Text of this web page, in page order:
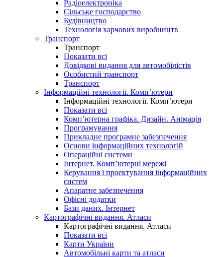
Радіоелектроніка
Сільське господарство
Будівництво
Технологія харчових виробництв
Транспорт
Транспорт
Показати всі
Довідкові видання для автомобілістів
Особистий транспорт
Транспорт
Інформаційні технології. Комп’ютери
Інформаційні технології. Комп’ютери
Показати всі
Комп’ютерна графіка. Дизайн. Анімація
Програмування
Прикладне програмне забезпечення
Основи інформаційних технологій
Операційні системи
Інтернет. Комп’ютерні мережі
Керування і проектування інформаційних
систем
Апаратне забезпечення
Офісні додатки
Бази даних. Інтернет
Картографічні видання. Атласи
Картографічні видання. Атласи
Показати всі
Карти України
Автомобільні карти та атласи